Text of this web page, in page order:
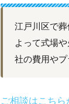
江戸川区で
よって式場
社の費用やプ
ご相談はこちら